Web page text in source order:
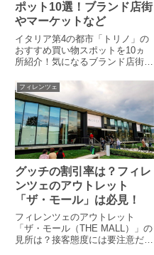
ポット10選！ブランド店街
やマーケットなど
イタリア第4の都市「トリノ」の
おすすめ買い物スポットを10ヵ
所紹介！気になるブランド店街
こ？ユベントスのオフィシャルス
トアがあるショッピングストリー
トとは？デパートや訪れるべきギ
ャラリーなども掲載しています！
フィレンツェ
グッチの割引率は？フィレ
ンツェのアウトレット
「ザ・モール」は必見！
フィレンツェのアウトレット
「ザ・モール（THE MALL）」の
見所は？接客態度には要注意だっ